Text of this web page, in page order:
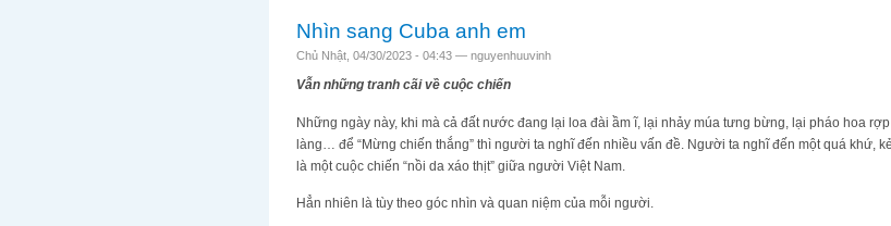
Nhìn sang Cuba anh em
Chủ Nhật, 04/30/2023 - 04:43 — nguyenhuuvinh
Vẫn những tranh cãi về cuộc chiến
Những ngày này, khi mà cả đất nước đang lại loa đài ầm ĩ, lại nhảy múa tưng bừng, lại pháo hoa
làng… để “Mừng chiến thắng” thì người ta nghĩ đến nhiều vấn đề. Người ta nghĩ đến một quá khứ,
là một cuộc chiến “nồi da xáo thịt” giữa người Việt Nam.
Hẳn nhiên là tùy theo góc nhìn và quan niệm của mỗi người.